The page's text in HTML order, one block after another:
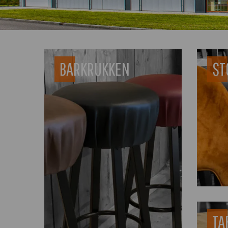
BARKRUKKEN